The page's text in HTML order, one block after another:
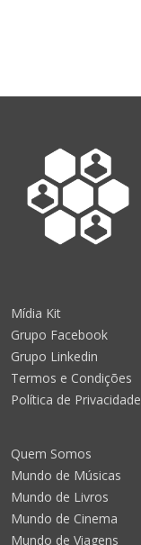
Mídia Kit
Grupo Facebook
Grupo Linkedin
Termos e Condições
Política de Privacidade
Quem Somos
Mundo de Músicas
Mundo de Livros
Mundo de Cinema
Mundo de Viagens